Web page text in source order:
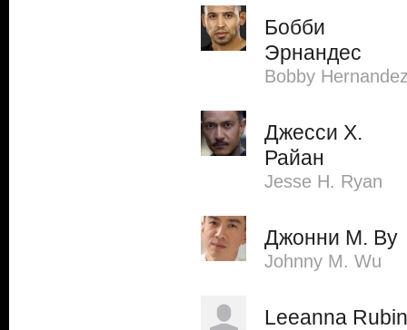
Бобби
Эрнандес
Bobby
Джесси Х.
Райан
Jesse H. Ryan
Джонни М. Ву
Johnny M. Wu
Leeanna Rubin